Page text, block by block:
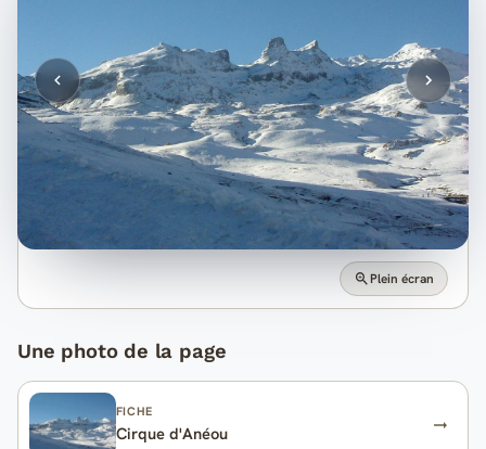
Plein écran
Une photo de la page
FICHE
Cirque d'Anéou